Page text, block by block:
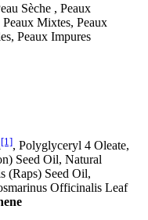
Sèche , Peaux
Peaux Mixtes, Peaux
Peaux Impures
[1], Polyglyceryl 4 Oleate,
Seed Oil, Natural
(Raps) Seed Oil,
Officinalis Leaf